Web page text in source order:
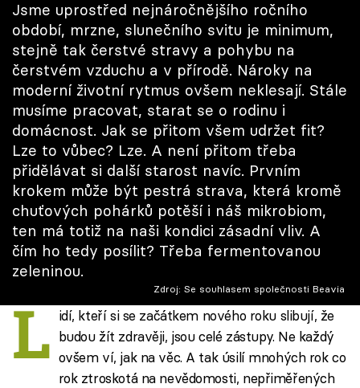
TV Program
Škola vaření
Recepty z TV
Speciál: Cuketa
Těhotnej kuchař
Sledujte prima+
Přihlášení
Sledujte nás
Zdroj: Se souhlasem společnosti Beavia
Jsme uprostřed nejnáročnějšího ročního
období, mrzne, slunečního svitu je minimum,
stejně tak čerstvé stravy a pohybu na
čerstvém vzduchu a v přírodě. Nároky na
moderní životní rytmus ovšem neklesají. Stále
musíme pracovat, starat se o rodinu i
domácnost. Jak se přitom všem udržet fit?
Lze to vůbec? Lze. A není přitom třeba
přidělávat si další starost navíc. Prvním
krokem může být pestrá strava, která kromě
chuťových pohárků potěší i náš mikrobiom,
ten má totiž na naši kondici zásadní vliv. A
čím ho tedy posílit? Třeba fermentovanou
zeleninou.
L idí, kteří si se začátkem nového roku slibují, že
budou žít zdravěji, jsou celé zástupy. Ne každý
ovšem ví, jak na věc. A tak úsilí mnohých rok co
rok ztroskotá na nevědomosti, nepřiměřených